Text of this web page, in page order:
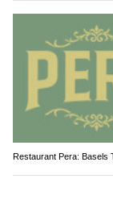
Restaurant Pera: Basels